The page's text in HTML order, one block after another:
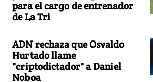
para el cargo de entrenador
de La Tri
ADN rechaza que Osvaldo
Hurtado llame
"criptodictador" a Daniel
Noboa